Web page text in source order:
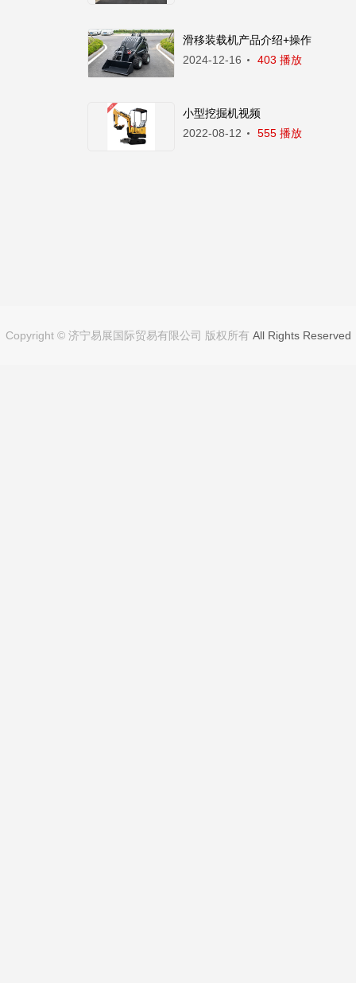
滑移装载机产品介绍+操作
2024-12-16
403 播放
小型挖掘机视频
2022-08-12
555 播放
Copyright © 济宁易展国际贸易有限公司 版权所有 All Rights Reserved